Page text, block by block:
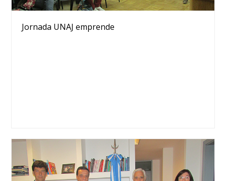
Jornada UNAJ emprende